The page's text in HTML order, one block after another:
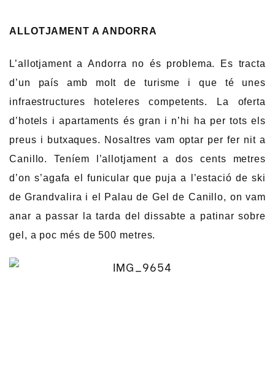
ALLOTJAMENT A ANDORRA
L’allotjament a Andorra no és problema. Es tracta
d’un país amb molt de turisme i que té unes
infraestructures hoteleres competents. La oferta
d’hotels i apartaments és gran i n’hi ha per tots els
preus i butxaques. Nosaltres vam optar per fer nit a
Canillo. Teníem l’allotjament a dos cents metres
d’on s’agafa el funicular que puja a l’estació de ski
de Grandvalira i el Palau de Gel de Canillo, on vam
anar a passar la tarda del dissabte a patinar sobre
gel, a poc més de 500 metres.